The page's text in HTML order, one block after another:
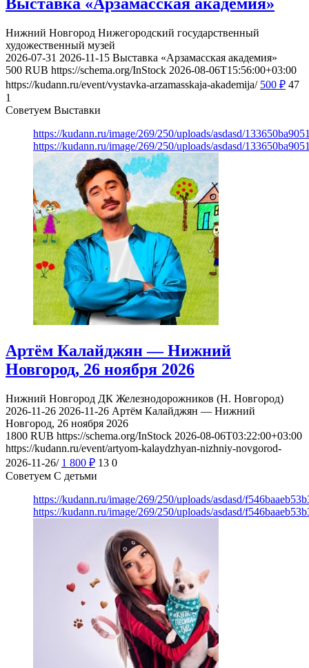
Нижний Новгород Нижегородский государственный
художественный музей
2026-07-31 2026-11-15 Выставка «Арзамасская академия»
500 RUB https://schema.org/InStock 2026-08-06T15:56:00+03:00
https://kudann.ru/event/vystavka-arzamasskaja-akademija/ 500 ₽ 47
1
Советуем Выставки
https://kudann.ru/image/269/250/uploads/asdasd/
https://kudann.ru/image/269/250/uploads/asdasd/
Артём Калайджян — Нижний
Новгород, 26 ноября 2026
Нижний Новгород ДК Железнодорожников (Н. Новгород)
2026-11-26 2026-11-26 Артём Калайджян — Нижний
Новгород, 26 ноября 2026
1800 RUB https://schema.org/InStock 2026-08-06T03:22:00+03:00
https://kudann.ru/event/artyom-kalaydzhyan-nizhniy-novgorod-
2026-11-26/ 1 800 ₽ 13 0
Советуем С детьми
https://kudann.ru/image/269/250/uploads/asdasd/
https://kudann.ru/image/269/250/uploads/asdasd/